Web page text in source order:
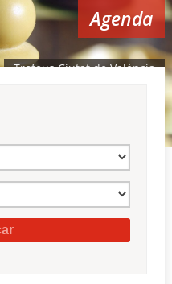
▼
▼
Agenda
Trofeus Ciutat de València